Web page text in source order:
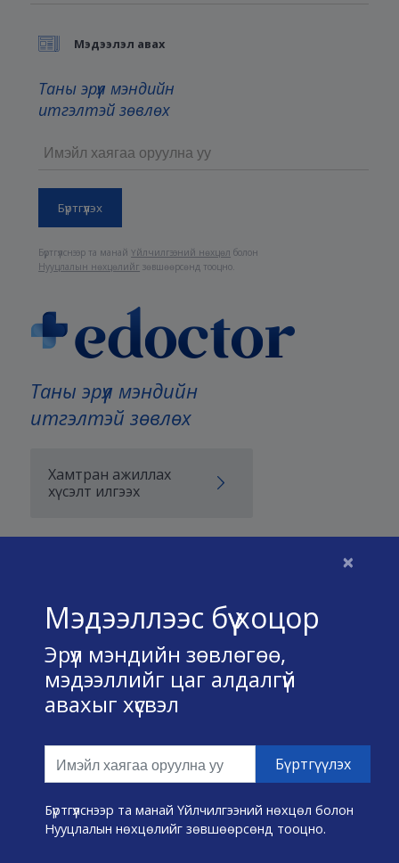
×
Мэдээллээс бүү хоцор
Эрүүл мэндийн зөвлөгөө,
мэдээллийг цаг алдалгүй
авахыг хүсвэл
Бүртгүүлснээр та манай Үйлчилгээний нөхцөл болон
Нууцлалын нөхцөлийг зөвшөөрсөнд тооцно.
Таны эрүүл мэндийн
итгэлтэй зөвлөх
Хамтран ажиллах
хүсэлт илгээх
Үйлчилгээний нөхцөл
Нууц хадгалах тухай
Холбоо барих
Өвчин А-Я
Эмнэлэг хайх
Эрүүл мэндийн хэрэгслүүд
Мэдээлэл авах
Таны эрүүл мэндийн
итгэлтэй зөвлөх
Бүртгүүлснээр та манайҮйлчилгээний нөхцөл болон
Нууцлалын нөхцөлийг зөвшөөрсөнд тооцно.